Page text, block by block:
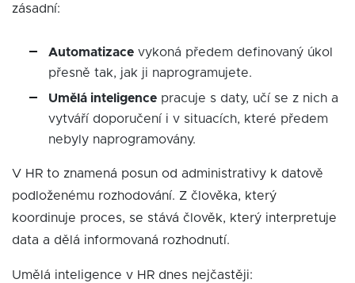
zásadní:
Automatizace vykoná předem definovaný úkol
přesně tak, jak ji naprogramujete.
Umělá inteligence pracuje s daty, učí se z nich a
vytváří doporučení i v situacích, které předem
nebyly naprogramovány.
V HR to znamená posun od administrativy k datově
podloženému rozhodování. Z člověka, který
koordinuje proces, se stává člověk, který interpretuje
data a dělá informovaná rozhodnutí.
Umělá inteligence v HR dnes nejčastěji: